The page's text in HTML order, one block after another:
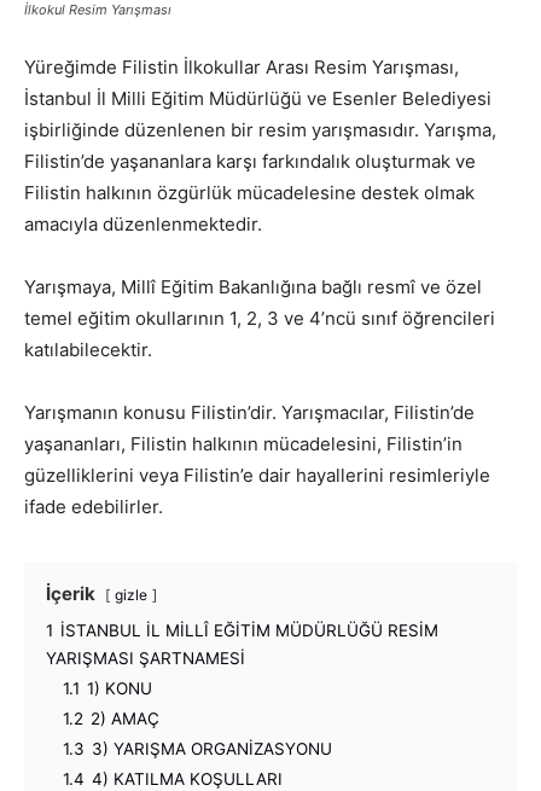
İlkokul Resim Yarışması
Yüreğimde Filistin İlkokullar Arası Resim Yarışması,
İstanbul İl Milli Eğitim Müdürlüğü ve Esenler Belediyesi
işbirliğinde düzenlenen bir resim yarışmasıdır. Yarışma,
Filistin’de yaşananlara karşı farkındalık oluşturmak ve
Filistin halkının özgürlük mücadelesine destek olmak
amacıyla düzenlenmektedir.
Yarışmaya, Millî Eğitim Bakanlığına bağlı resmî ve özel
temel eğitim okullarının 1, 2, 3 ve 4’ncü sınıf öğrencileri
katılabilecektir.
Yarışmanın konusu Filistin’dir. Yarışmacılar, Filistin’de
yaşananları, Filistin halkının mücadelesini, Filistin’in
güzelliklerini veya Filistin’e dair hayallerini resimleriyle
ifade edebilirler.
İçerik gizle
1 İSTANBUL İL MİLLÎ EĞİTİM MÜDÜRLÜĞÜ RESİM
YARIŞMASI ŞARTNAMESİ
1.1 1) KONU
1.2 2) AMAÇ
1.3 3) YARIŞMA ORGANİZASYONU
1.4 4) KATILMA KOŞULLARI